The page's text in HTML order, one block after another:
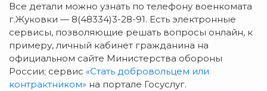
Все детали можно узнать по телефону военкомата
г.Жуковки — 8(48334)3-28-91. Есть электронные
сервисы, позволяющие решать вопросы онлайн, к
примеру, личный кабинет гражданина на
официальном сайте Министерства обороны
России; сервис «Стать добровольцем или
контрактником» на портале Госуслуг.